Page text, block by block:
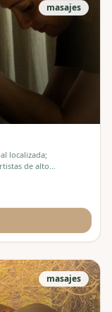
masajes
localizada;
de alto
masajes